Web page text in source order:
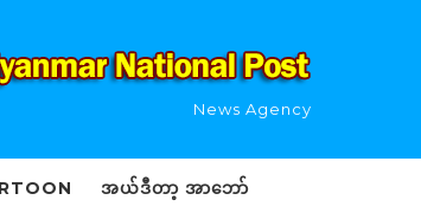
News Agency
အယ်ဒီတာ့ အာဘော်